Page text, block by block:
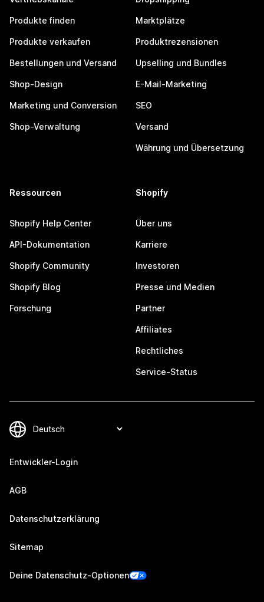
Produkte finden
Produkte verkaufen
Bestellungen und Versand
Shop-Design
Marketing und Conversion
Shop-Verwaltung
Marktplätze
Produktrezensionen
Upselling und Bundles
E-Mail-Marketing
SEO
Versand
Währung und Übersetzung
Ressourcen
Shopify Help Center
API-Dokumentation
Shopify Community
Shopify Blog
Forschung
Shopify
Über uns
Karriere
Investoren
Presse und Medien
Partner
Affiliates
Rechtliches
Service-Status
Entwickler-Login
AGB
Datenschutzerklärung
Sitemap
Deine Datenschutz-Optionen